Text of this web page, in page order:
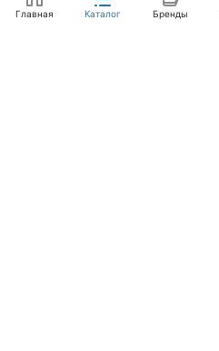
Главная Каталог Бренды